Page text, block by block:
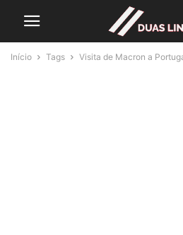
Início Tags Visita de Macron a